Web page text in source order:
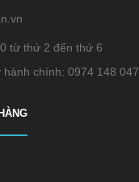
từ thứ 2 đến thứ 6
chính: 0974 148 047